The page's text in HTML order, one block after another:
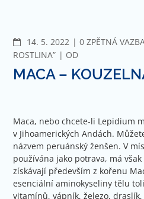
14. 5. 2022
KOMENTÁŘE
0 ZPĚTNÁ
ROSTLINA”
OD
MACA –
Maca, nebo chcete-li Lepidium
v Jihoamerických Andách.
názvem peruánský ženšen. V
používána jako potrava, má
získávají především z kořenu
esenciální aminokyseliny tělu
vitamínů, vápník, železo,